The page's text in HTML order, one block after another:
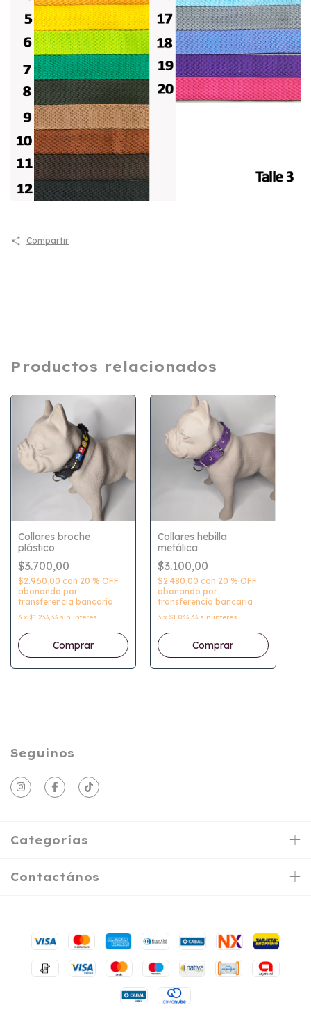
Compartir
Productos relacionados
Collares broche
plástico
$3.700,00
$2.960,00 con 20 % OFF
abonando por
transferencia bancaria
3 x $1.233,33 sin interés
Comprar
Collares hebilla
metálica
$3.100,00
$2.480,00con 20 % OFF
abonando por
transferencia bancaria
3 x$1.033,33 sin interés
Comprar
Seguinos
Categorías
Contactános